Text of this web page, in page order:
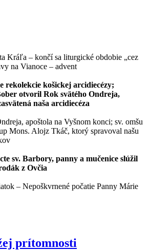
Kráľa – končí sa liturgické obdobie „cez
na Vianoce – advent
rekolekcie košickej arcidiecézy;
otvoril Rok svätého Ondreja,
naša arcidiecéza
apoštola na Vyšnom konci; sv. omšu
Mons. Alojz Tkáč, ktorý spravoval našu
sv. Barbory, panny a mučenice slúžil
z Ovčia
– Nepoškvrnené počatie Panny Márie
prítomnosti